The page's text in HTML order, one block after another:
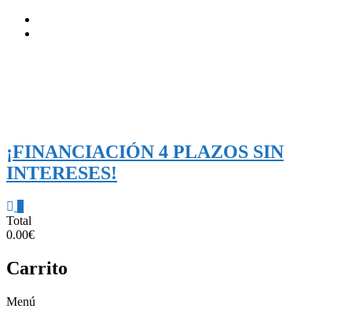
Saltar
Flux
–
Bomedia
Cortadoras
y
grabadoras
¡FINANCIACIÓN 4 PLAZOS SIN
INTERESES!
Total
0.00€
Carrito
Menú